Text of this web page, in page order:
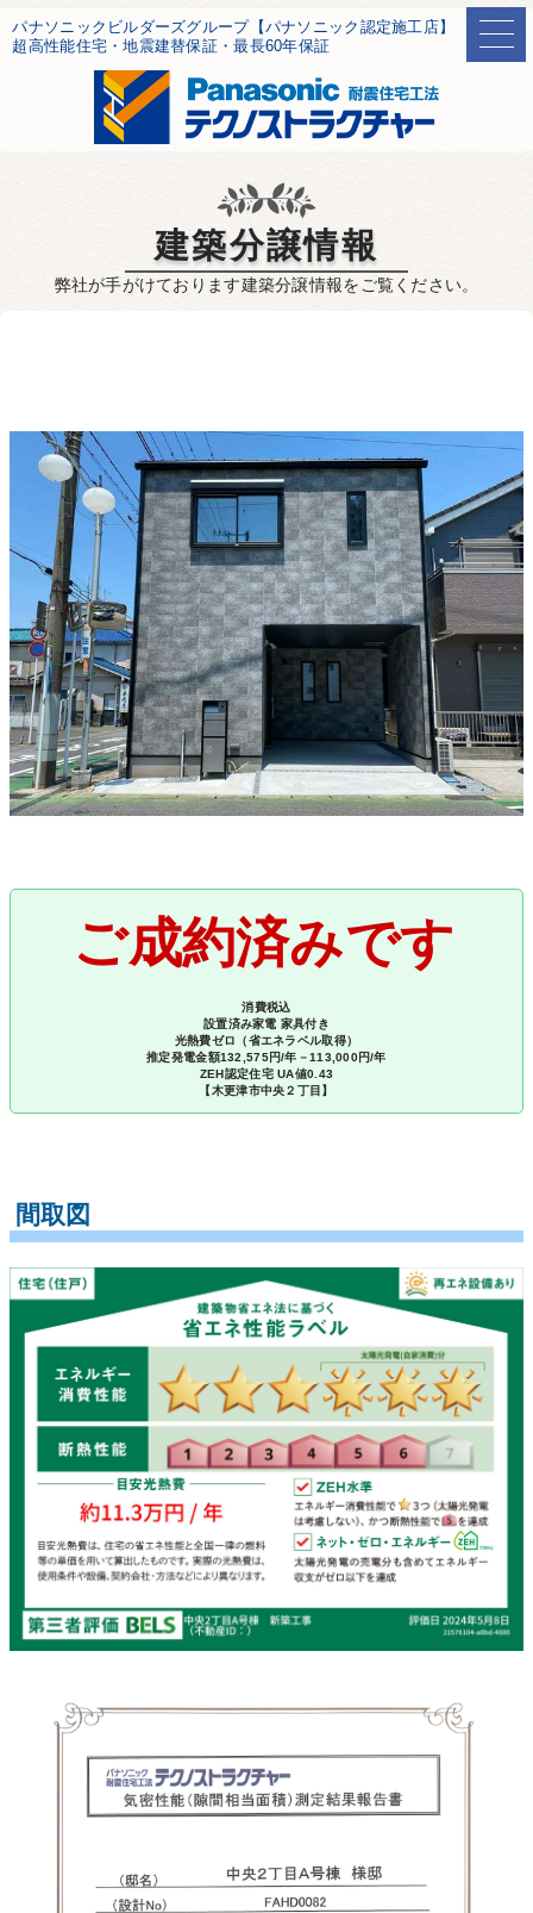
パナソニックビルダーズグループ【パナソニック認定施工店】
超高性能住宅・地震建替保証・最長60年保証
建築分譲情報
弊社が手がけております建築分譲情報をご覧ください。
ご成約済みです
消費税込
設置済み家電 家具付き
光熱費ゼロ（省エネラベル取得）
推定発電金額132,575円/年－113,000円/年
ZEH認定住宅 UA値0.43
【木更津市中央２丁目】
間取図